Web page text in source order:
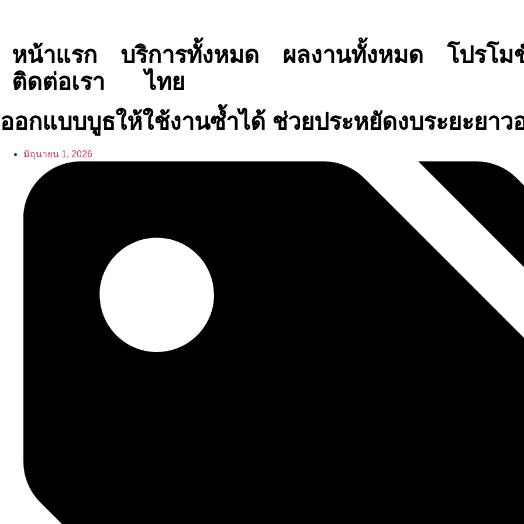
หน้าแรก บริการทั้งหมด ผลงานทั้งหมด
โปรโม
ติดต่อเรา
ไทย
ออกแบบบูธให้ใช้งานซ้ำได้ ช่วยประหยัดงบระยะยาว
มิถุนายน 1, 2026